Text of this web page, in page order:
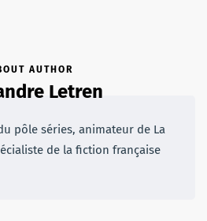
AUTHOR
Letren
pôle séries, animateur de La
de la fiction française